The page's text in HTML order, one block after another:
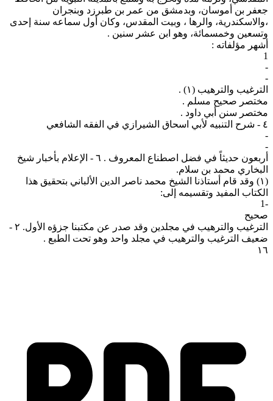
جعفر بن أموسان، وبدمشق من عمر بن طبرزد وبنجران
،والاسكندرية، والرها ، وبيت المقدس، وكان أول سماعه سنة إحدى
وتسعين وخمسمائة، وهو ابن عشر سنين .
أشهر مؤلفاته :
1
-
-
الترغيب والترهيب (١) .
مختصر صحیح مسلم .
مختصر سنن أبي داود .
٤ - شرح التنبيه لأبي اسحاق الشيرازي في الفقه الشافعي
-
-
أربعون حديثاً في فضل اصطناع المعروف . ٦ - الإعلام بأخبار شيخ
البخاري محمد بن سلام.
(۱) وقد قام أستاذنا الشيخ محمد ناصر الدين الألباني بتحقيق هذا
الكتاب المفيد وتقسيمه إلى:
-1
صحیح
الترغيب والترهيب في مجلدين وقد صدر عن مكتبنا جزؤه الأول. ٢ -
ضعيف الترغيب والترهيب في مجلد واحد وهو تحت الطبع .
١٦